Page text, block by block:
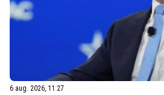
6 aug. 2026, 11:27